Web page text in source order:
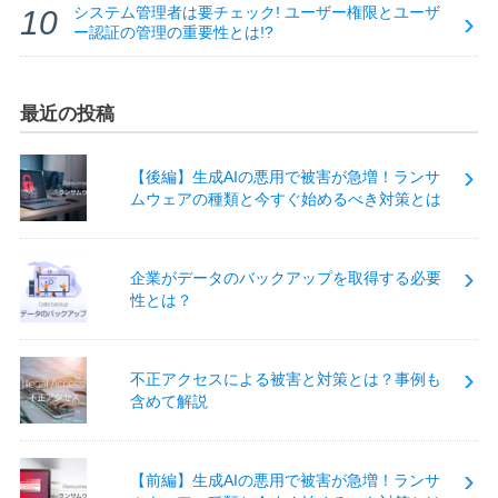
システム管理者は要チェック! ユーザー権限とユーザ
ー認証の管理の重要性とは!?
最近の投稿
【後編】生成AIの悪用で被害が急増！ランサ
ムウェアの種類と今すぐ始めるべき対策とは
企業がデータのバックアップを取得する必要
性とは？
不正アクセスによる被害と対策とは？事例も
含めて解説
【前編】生成AIの悪用で被害が急増！ランサ